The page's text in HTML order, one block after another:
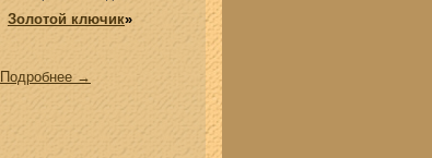
Золотой ключик»
Подробнее →